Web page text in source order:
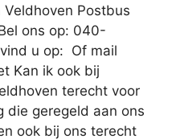
Postbus
ons op: 040-
u op: Of mail
Kan ik ook bij
terecht voor
die geregeld aan ons
ook bij ons terecht